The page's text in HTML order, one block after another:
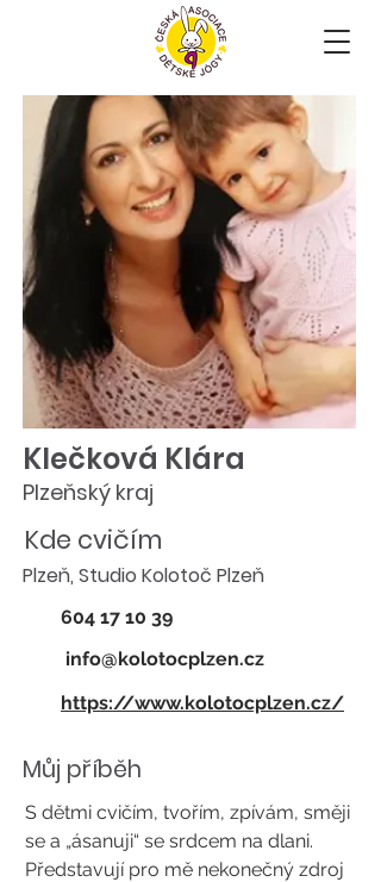
Klečková Klára
Plzeň, Studio Kolotoč Plzeň
604 17 10 39
info@kolotocplzen.cz
https://www.kolotocplzen.cz/
Plzeňský kraj
Kde cvičím
Můj příběh
S dětmi cvičím, tvořím, zpívám, směji
se a „ásanuji“ se srdcem na dlani.
Představují pro mě nekonečný zdroj